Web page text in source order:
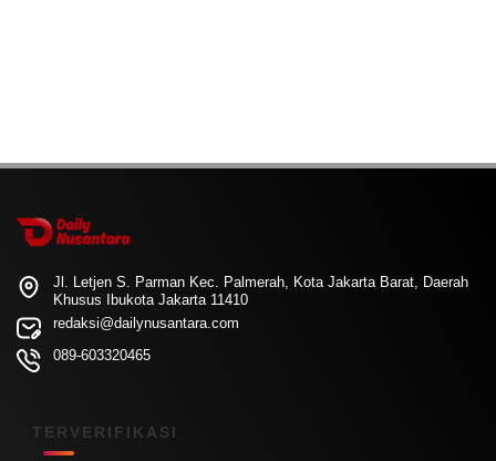
Jl. Letjen S. Parman Kec. Palmerah, Kota Jakarta Barat, Daerah
Khusus Ibukota Jakarta 11410
redaksi@dailynusantara.com
089-603320465
TERVERIFIKASI